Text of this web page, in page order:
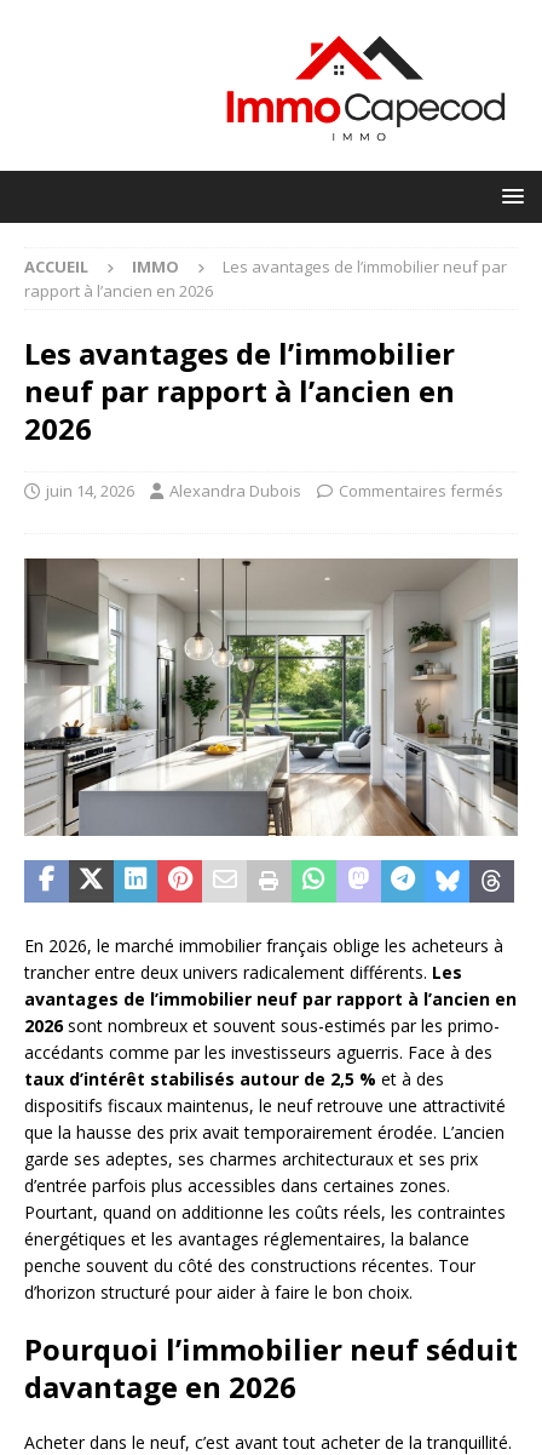
ACCUEIL IMMO
Les avantages de l’immobilier neuf par
rapport à l’ancien en 2026
Les avantages de l’immobilier
neuf par rapport à l’ancien en
2026
juin 14, 2026 Alexandra Dubois Commentaires fermés
En 2026, le marché immobilier français oblige les acheteurs à
trancher entre deux univers radicalement différents. Les
avantages de l’immobilier neuf par rapport à l’ancien en
2026sont nombreux et souvent sous-estimés par les primo-
accédants comme par les investisseurs aguerris. Face à des
taux d’intérêt stabilisés autour de 2,5 % et à des
dispositifs fiscaux maintenus, le neuf retrouve une attractivité
que la hausse des prix avait temporairement érodée. L’ancien
garde ses adeptes, ses charmes architecturaux et ses prix
d’entrée parfois plus accessibles dans certaines zones.
Pourtant, quand on additionne les coûts réels, les contraintes
énergétiques et les avantages réglementaires, la balance
penche souvent du côté des constructions récentes. Tour
d’horizon structuré pour aider à faire le bon choix.
Pourquoi l’immobilier neuf séduit
davantage en 2026
Acheter dans le neuf, c’est avant tout acheter de la tranquillité.